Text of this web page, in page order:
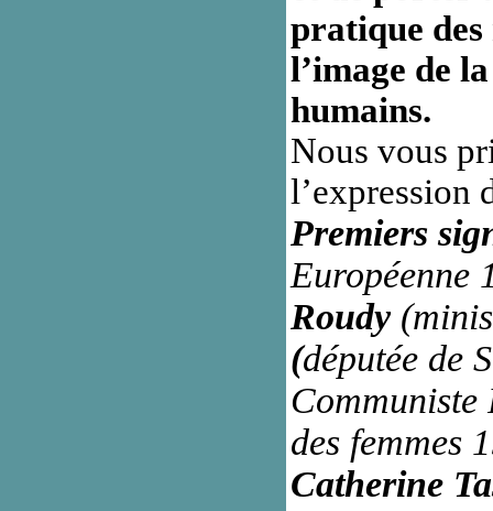
pratique
l’image de
humains.
Nous vous
l’expression
Premiers
Européenne
Roudy
(députée de
des femmes
Catherine